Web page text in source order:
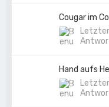
Cougar im
Hand aufs